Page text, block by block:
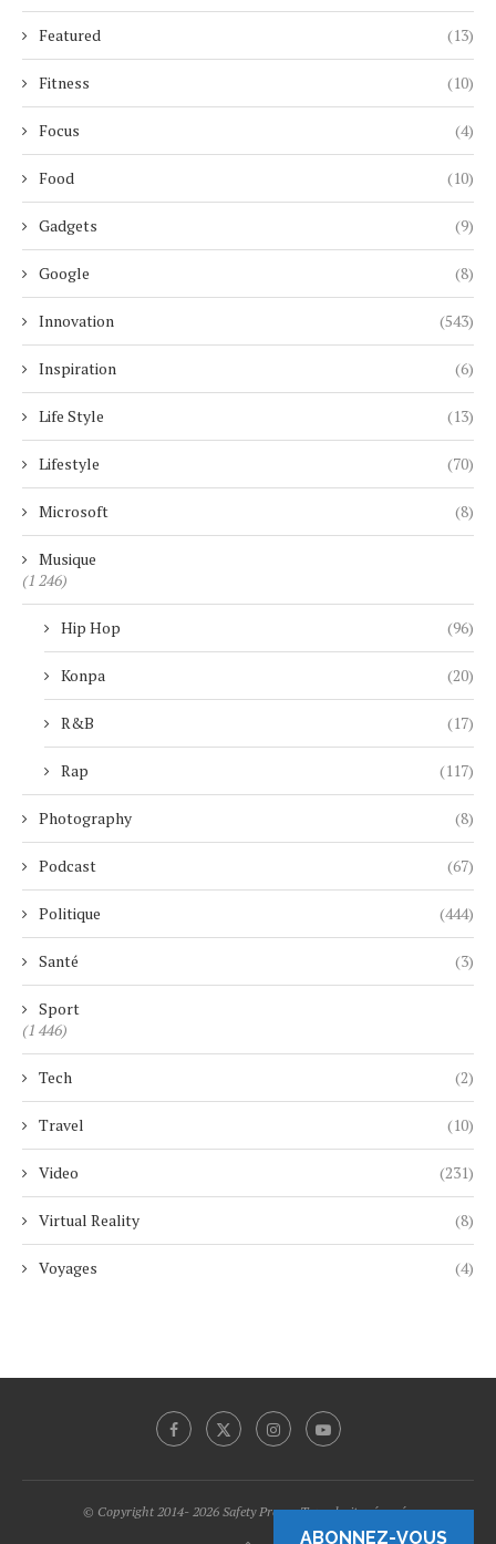
Featured (13)
Fitness (10)
Focus (4)
Food (10)
Gadgets (9)
Google (8)
Innovation (543)
Inspiration (6)
Life Style (13)
Lifestyle (70)
Microsoft (8)
Musique
(1 246)
Hip Hop (96)
Konpa (20)
R&B (17)
Rap (117)
Photography (8)
Podcast (67)
Politique (444)
Santé (3)
Sport
(1 446)
Tech (2)
Travel (10)
Video (231)
Virtual Reality (8)
Voyages (4)
© Copyright 2014- 2026 Safety Promo Tous droits réservés.
ABONNEZ-VOUS